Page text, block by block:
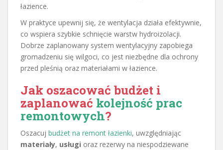
łazience.
W praktyce upewnij się, że wentylacja działa efektywnie,
co wspiera szybkie schnięcie warstw hydroizolacji.
Dobrze zaplanowany system wentylacyjny zapobiega
gromadzeniu się wilgoci, co jest niezbędne dla ochrony
przed pleśnią oraz materiałami w łazience.
Jak oszacować budżet i
zaplanować kolejność prac
remontowych?
Oszacuj budżet na remont łazienki, uwzględniając
materiały, usługi oraz rezerwy na niespodziewane